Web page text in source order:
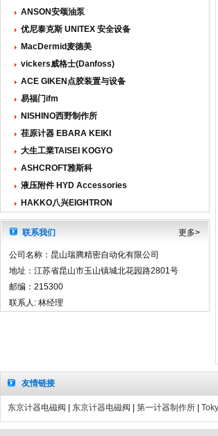
ANSON安颂油泵
优尼泰克斯 UNITEX 安全设备
MacDermid麦德美
vickers威格士(Danfoss)
ACE GIKEN点胶装置与设备
易福门ifm
NISHINO西野制作所
荏原计器 EBARA KEIKI
大生工業TAISEI KOGYO
ASHCROFT雅斯科
液压附件 HYD Accessories
HAKKO八兴EIGHTRON
联系我们 更多>
公司名称：昆山瑞腾精密自动化有限公司
地址：江苏省昆山市玉山镇城北花园路2801号
邮编：215300
联系人: 林经理
友情链接
东京计器电磁阀 东京计器电磁阀 第一计器制作所